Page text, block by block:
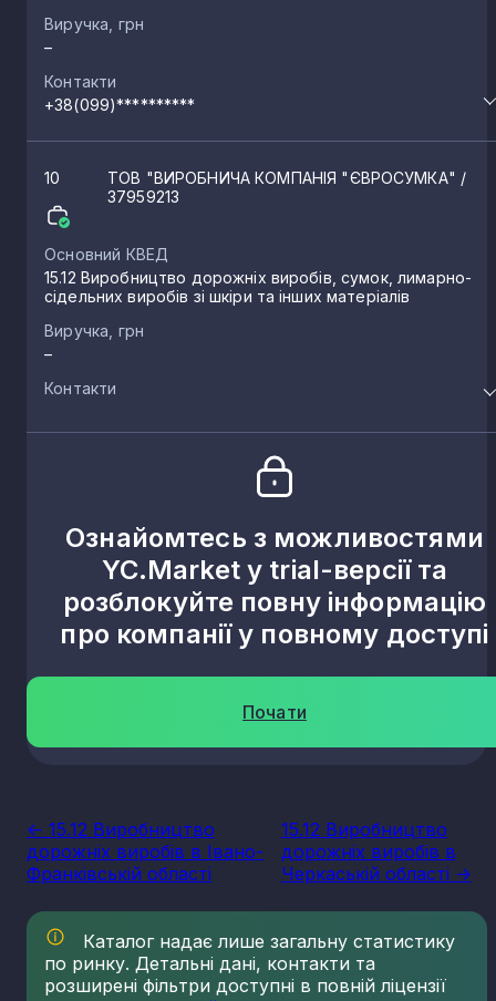
Виручка, грн
–
Контакти
+38(099)**********
10 ТОВ "ВИРОБНИЧА КОМПАНІЯ "ЄВРОСУМКА" /
37959213
Основний КВЕД
15.12 Виробництво дорожніх виробів, сумок, лимарно-
сідельних виробів зі шкіри та інших матеріалів
Виручка, грн
–
Контакти
Ознайомтесь з можливостями
YC.Market у trial-версії та
розблокуйте повну інформацію
про компанії у повному доступі
Почати
<- 15.12 Виробництво
дорожніх виробів в Івано-
Франківській області
15.12 Виробництво
дорожніх виробів в
Черкаській області ->
Каталог надає лише загальну статистику
по ринку. Детальні дані, контакти та
розширені фільтри доступні в повній ліцензії